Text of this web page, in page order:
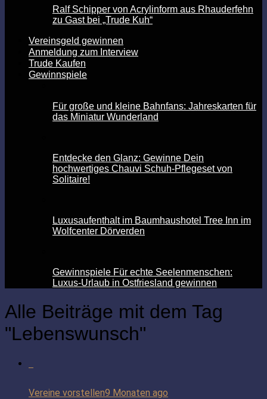
Ralf Schipper von Acrylinform aus Rhauderfehn
zu Gast bei „Trude Kuh“
Vereinsgeld gewinnen
Anmeldung zum Interview
Trude Kaufen
Gewinnspiele
Für große und kleine Bahnfans: Jahreskarten für
das Miniatur Wunderland
Entdecke den Glanz: Gewinne Dein
hochwertiges Chauvi Schuh-Pflegeset von
Solitaire!
Luxusaufenthalt im Baumhaushotel Tree Inn im
Wolfcenter Dörverden
Gewinnspiele Für echte Seelenmenschen:
Luxus-Urlaub in Ostfriesland gewinnen
Alle Beiträge mit dem Tag
"Lebenswunsch"
Vereine vorstellen9 Monaten ago